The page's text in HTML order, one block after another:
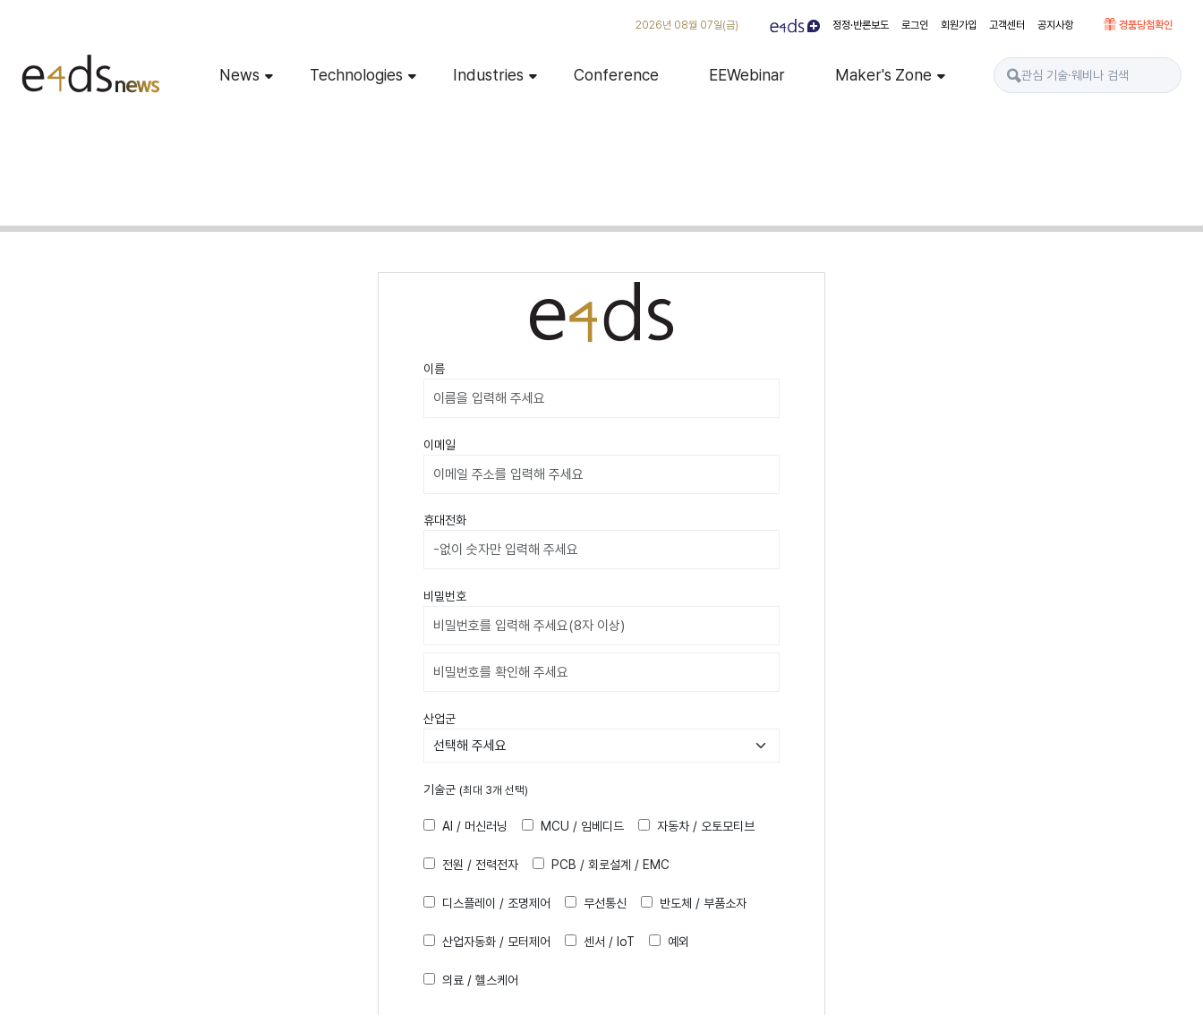
2026년 08월 07일(금) 정정·반론보도 로그인 회원가입 고객센터 공지사항 경품당첨확인
News Technologies Industries Conference EEWebinar Maker's Zone
이름
이메일
휴대전화
비밀번호
비밀번호확인
산업군
기술군 (최대 3개 선택)
AI / 머신러닝 MCU / 임베디드 자동차 / 오토모티브
전원 / 전력전자 PCB / 회로설계 / EMC
디스플레이 / 조명제어 무선통신 반도체 / 부품소자
산업자동화 / 모터제어 센서 / IoT 예외
의료 / 헬스케어